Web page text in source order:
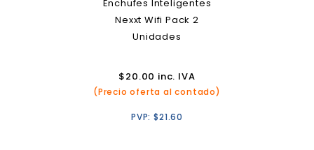
Enchufes Inteligentes
Nexxt Wifi Pack 2
Unidades
$20.00 inc. IVA
(Precio oferta al contado)
PVP:$21.60